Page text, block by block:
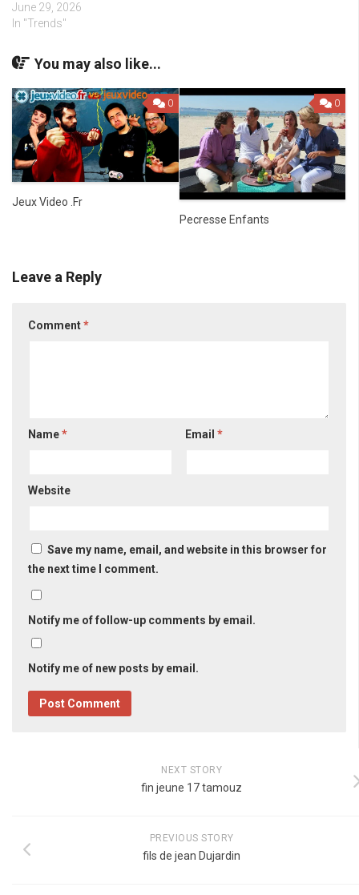
June 29, 2026
In "Trends"
You may also like...
0
Jeux Video .Fr
0
Pecresse Enfants
Leave a Reply
Comment*
Name* Email*
Website
Save my name, email, and website in this browser for
the next time I comment.
Notify me of follow-up comments by email.
Notify me of new posts by email.
NEXT STORY
fin jeune 17 tamouz
PREVIOUS STORY
fils de jean Dujardin